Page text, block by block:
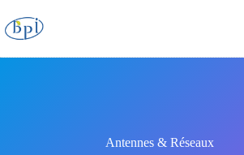
au
contenu
Antennes & Réseaux